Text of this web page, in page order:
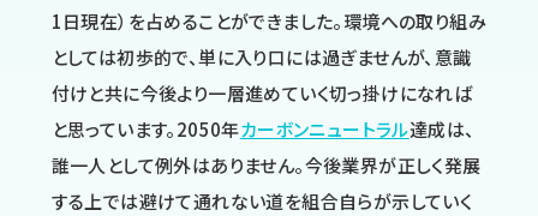
1日現在）を占めることができました。環境への取り組み
としては初歩的で、単に入り口には過ぎませんが、意識
付けと共に今後より一層進めていく切っ掛けになれば
と思っています。2050年カーボンニュートラル達成は、
誰一人として例外はありません。今後業界が正しく発展
する上では避けて通れない道を組合自らが示していく